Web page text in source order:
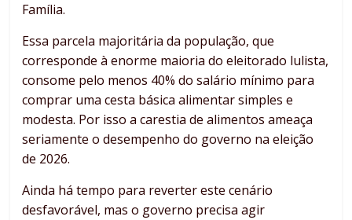
Família.
Essa parcela majoritária da população, que
corresponde à enorme maioria do eleitorado lulista,
consome pelo menos 40% do salário mínimo para
comprar uma cesta básica alimentar simples e
modesta. Por isso a carestia de alimentos ameaça
seriamente o desempenho do governo na eleição
de 2026.
Ainda há tempo para reverter este cenário
desfavorável, mas o governo precisa agir